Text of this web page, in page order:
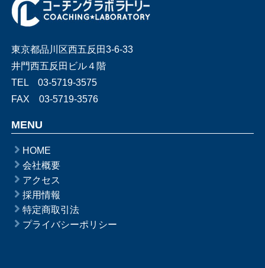
東京都品川区西五反田3-6-33
井門西五反田ビル４階
TEL 03-5719-3575
FAX 03-5719-3576
MENU
HOME
会社概要
アクセス
採用情報
特定商取引法
プライバシーポリシー